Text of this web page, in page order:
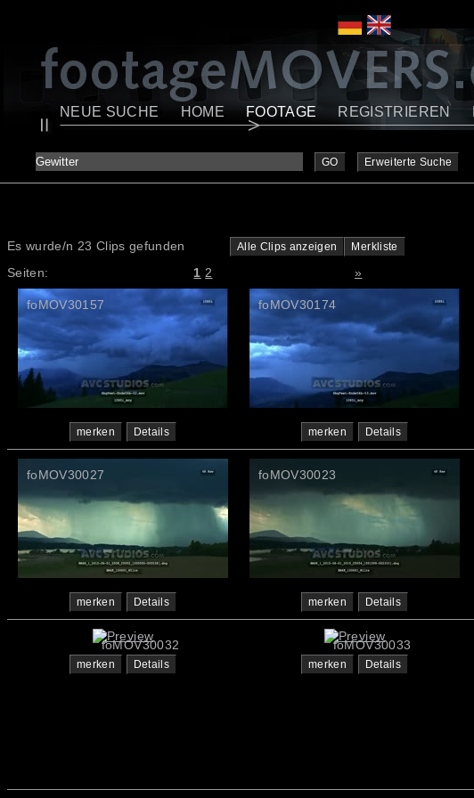
NEUE SUCHE HOME FOOTAGE REGISTRIEREN
GO Erweiterte Suche
Es wurde/n 23 Clips gefunden Alle Clips anzeigen Merkliste
Seiten: 1 2 »
foMOV30157
merken Details
foMOV30174
merken Details
foMOV30027
merken Details
foMOV30023
merken Details
foMOV30032
merken Details
foMOV30033
merken Details